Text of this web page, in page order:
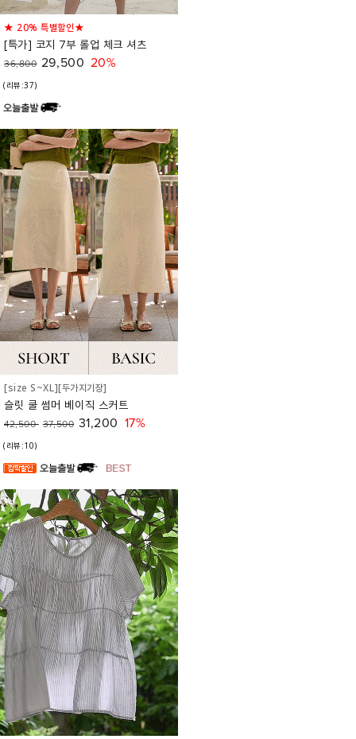
★ 20% 특별할인★
[특가] 코지 7부 롤업 체크 셔츠
36,800 29,500 20%
(리뷰:37)
[size S~XL][두가지기장]
슬릿 쿨 썸머 베이직 스커트
42,500 37,500 31,200 17%
(리뷰:10)